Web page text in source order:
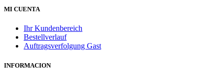
MI CUENTA
Ihr Kundenbereich
Bestellverlauf
Auftragsverfolgung Gast
INFORMACION